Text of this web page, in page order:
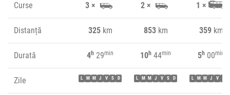
Curse 3 × 2 × 1 ×
Distanță 325km 853km 359km
Durată 4h 29min 10h 44min 5h 00min
Zile L M M J V S D L M M J V S D L M M J V